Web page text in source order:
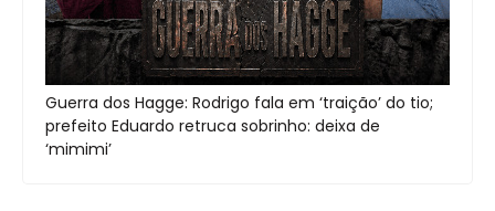
Guerra dos Hagge: Rodrigo fala em ‘traição’ do tio;
prefeito Eduardo retruca sobrinho: deixa de
‘mimimi’